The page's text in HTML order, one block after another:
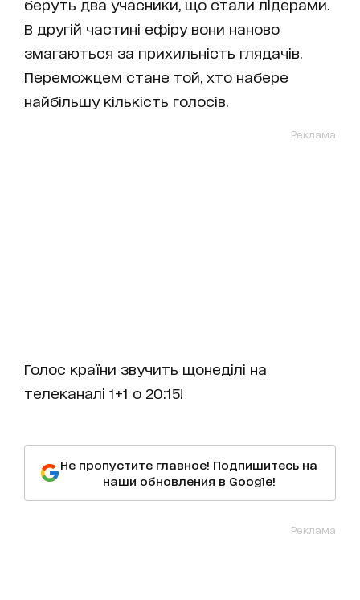
беруть два учасники, що стали лідерами.
В другій частині ефіру вони наново
змагаються за прихильність глядачів.
Переможцем стане той, хто набере
найбільшу кількість голосів.
Реклама
Голос країни звучить щонеділі на
телеканалі 1+1 о 20:15!
Не пропустите главное! Подпишитесь на
наши обновления в Google!
Реклама